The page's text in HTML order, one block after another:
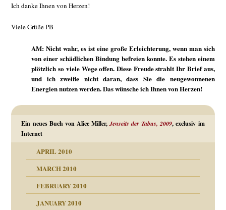
Ich danke Ihnen von Herzen!
Viele Grüße PB
AM: Nicht wahr, es ist eine große Erleichterung, wenn man sich
von einer schädlichen Bindung befreien konnte. Es stehen einem
plötzlich so viele Wege offen. Diese Freude strahlt Ihr Brief aus,
und ich zweifle nicht daran, dass Sie die neugewonnenen
Energien nutzen werden. Das wünsche ich Ihnen von Herzen!
Ein neues Buch von Alice Miller,Jenseits der Tabus, 2009, exclusiv im
Internet
APRIL 2010
MARCH 2010
FEBRUARY 2010
JANUARY 2010